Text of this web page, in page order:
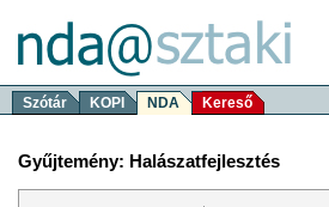
Szótár KOPI NDA Kereső
Gyűjtemény: Halászatfejlesztés